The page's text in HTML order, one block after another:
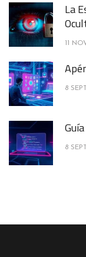
La
11
8
8